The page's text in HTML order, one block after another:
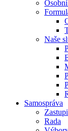
Naše
Samospráva
Rada